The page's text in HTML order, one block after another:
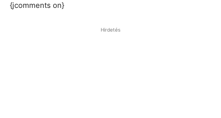
{jcomments on}
Hirdetés